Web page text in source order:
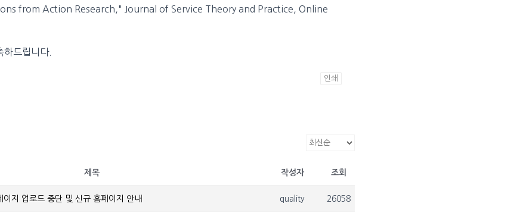
from Action Research," Journal of Service Theory and Practice, Online
하드립니다.
인쇄
제목 작성자 조회
이지 업로드 중단 및 신규 홈페이지 안내 quality 26058